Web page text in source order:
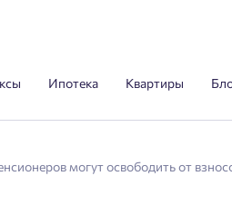
Ипотека Квартиры
могут освободить от